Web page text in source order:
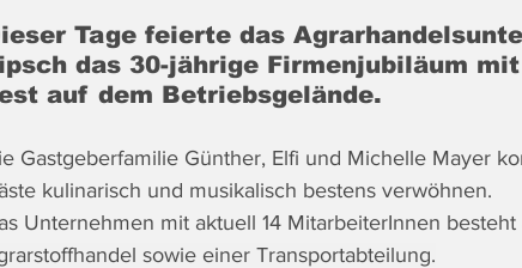
Tage feierte das
das 30-jährige Firmenjubiläum
auf dem Betriebsgelände.
Gastgeberfamilie Günther, Elfi und Michelle Mayer
kulinarisch und musikalisch bestens verwöhnen.
Unternehmen mit aktuell 14 MitarbeiterInnen besteht
sowie einer Transportabteilung.